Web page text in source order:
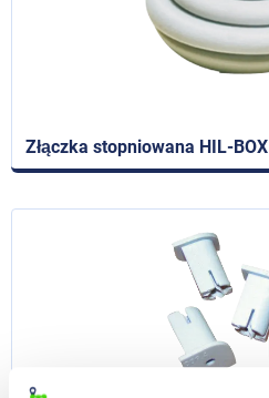
Złączka stopniowana HIL-BOX